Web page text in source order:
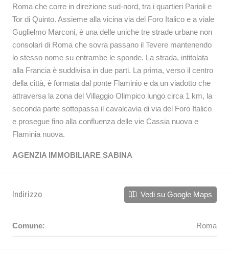
Roma che corre in direzione sud-nord, tra i quartieri Parioli e
Tor di Quinto. Assieme alla vicina via del Foro Italico e a viale
Guglielmo Marconi, è una delle uniche tre strade urbane non
consolari di Roma che sovra passano il Tevere mantenendo
lo stesso nome su entrambe le sponde. La strada, intitolata
alla Francia è suddivisa in due parti. La prima, verso il centro
della città, è formata dal ponte Flaminio e da un viadotto che
attraversa la zona del Villaggio Olimpico lungo circa 1 km, la
seconda parte sottopassa il cavalcavia di via del Foro Italico
e prosegue fino alla confluenza delle vie Cassia nuova e
Flaminia nuova.
AGENZIA IMMOBILIARE SABINA
Indirizzo Vedi su Google Maps
Comune: Roma